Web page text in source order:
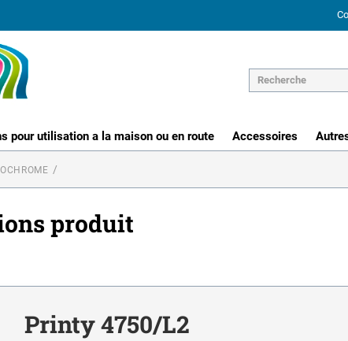
pour utilisation a la maison ou en route Accessoires
produit
Printy 4750/L2